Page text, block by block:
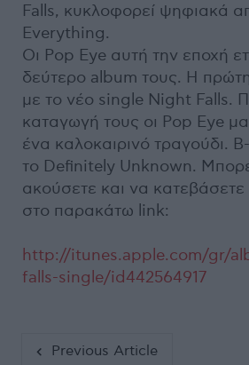
Falls, κυκλοφορεί ψηφιακά
Everything.
Οι Pop Eye αυτή την εποχή
δεύτερο album τους. Η
με το νέο single Night Falls.
καταγωγή τους οι Pop Eye
ένα καλοκαιρινό τραγούδι.
το Definitely Unknown.
ακούσετε και να
στο παρακάτω link:
http://itunes.apple.com/gr/
falls-single/id442564917
Previous Article